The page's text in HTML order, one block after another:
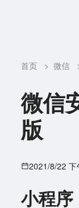
首页 > 微信
微信
版
2021/8/22
小程序